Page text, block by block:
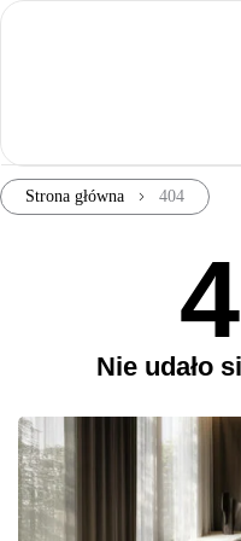
Strona główna 404
Nie udało